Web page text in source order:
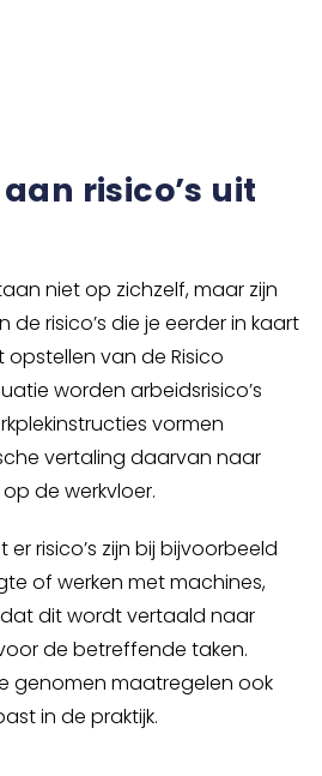
risico’s uit
niet op zichzelf, maar zijn
risico’s die je eerder in kaart
opstellen van de Risico
worden arbeidsrisico’s
vormen
vertaling daarvan naar
de werkvloer.
er risico’s zijn bij bijvoorbeeld
of werken met machines,
dit wordt vertaald naar
de betreffende taken.
genomen maatregelen ook
in de praktijk.